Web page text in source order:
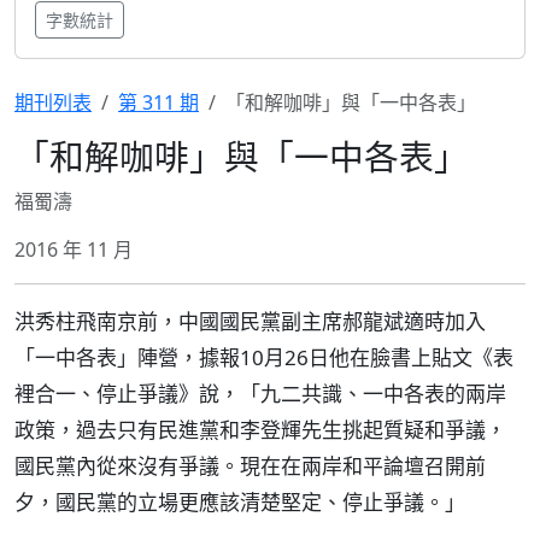
字數統計
期刊列表 第 311 期 「和解咖啡」與「一中各表」
「和解咖啡」與「一中各表」
福蜀濤
2016 年 11 月
洪秀柱飛南京前，中國國民黨副主席郝龍斌適時加入
「一中各表」陣營，據報10月26日他在臉書上貼文《表
裡合一、停止爭議》說，「九二共識、一中各表的兩岸
政策，過去只有民進黨和李登輝先生挑起質疑和爭議，
國民黨內從來沒有爭議。現在在兩岸和平論壇召開前
夕，國民黨的立場更應該清楚堅定、停止爭議。」